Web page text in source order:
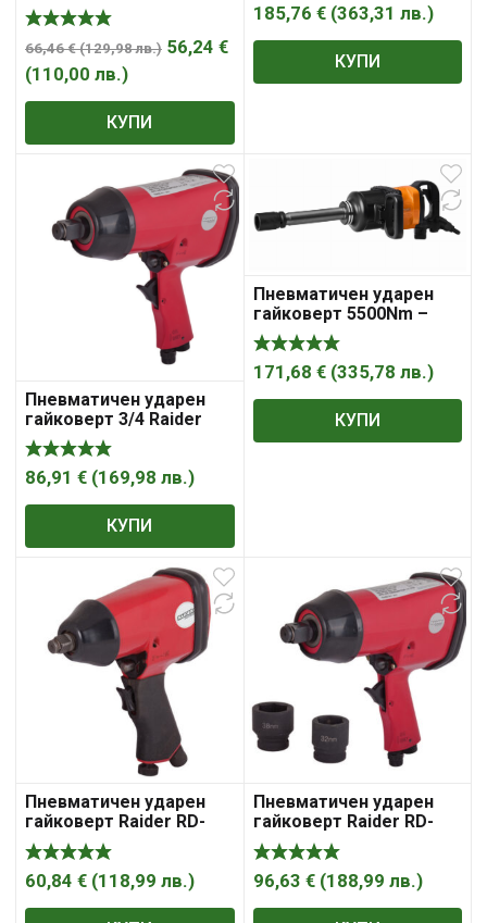
66,46€ (129,98лв.) 56,24 €
(110,00 лв.)
КУПИ
185,76 € (363,31 лв.)
КУПИ
Пневматичен ударен
гайковерт 3/4 Raider
RD-AW04
86,91 € (169,98 лв.)
КУПИ
Пневматичен ударен
гайковерт 5500Nm –
Гайковерт в куфар +
2бр. вложки 1140 л/мин
171,68 € (335,78 лв.)
КУПИ
Пневматичен ударен
гайковерт Raider RD-
AW03
60,84 € (118,99 лв.)
Пневматичен ударен
гайковерт Raider RD-
AW04
96,63 € (188,99 лв.)